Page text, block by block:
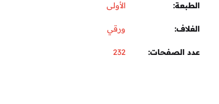
الطبعة الأولى
الغلاف ورقي
عدد الصفحات 232